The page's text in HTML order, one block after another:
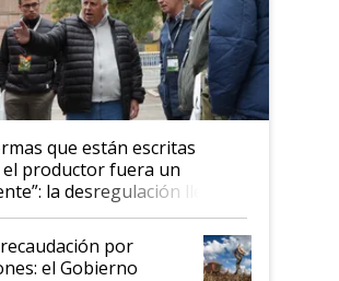
que están escritas
el productor fuera un
la desregulación llegó
Aapresid y hasta se
financiamiento al IPCVA
por
el Gobierno